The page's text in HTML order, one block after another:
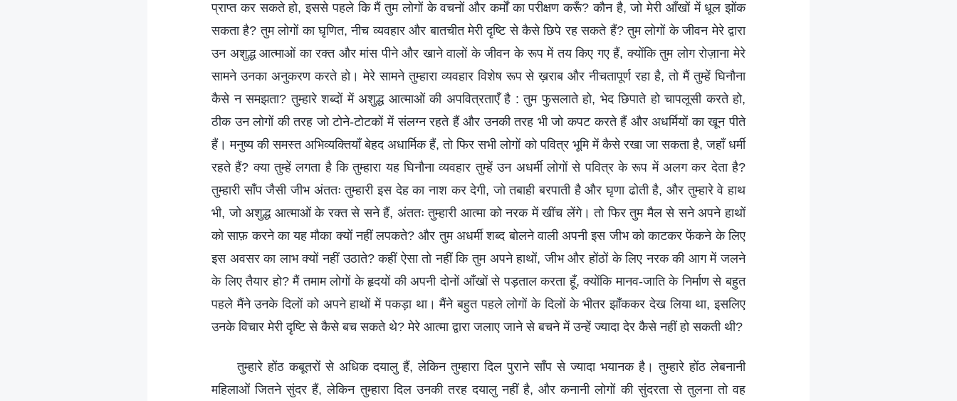
प्राप्त कर सकते हो, इससे पहले कि मैं तुम लोगों के वचनों और कर्मों का परीक्षण करूँ? कौन है, जो मेरी आँखों में धूल झोंक
सकता है? तुम लोगों का घृणित, नीच व्यवहार और बातचीत मेरी दृष्टि से कैसे छिपे रह सकते हैं? तुम लोगों के जीवन मेरे द्वारा
उन अशुद्ध आत्माओं का रक्त और मांस पीने और खाने वालों के जीवन के रूप में तय किए गए हैं, क्योंकि तुम लोग रोज़ाना मेरे
सामने उनका अनुकरण करते हो। मेरे सामने तुम्हारा व्यवहार विशेष रूप से ख़राब और नीचतापूर्ण रहा है, तो मैं तुम्हें घिनौना
कैसे न समझता? तुम्हारे शब्दों में अशुद्ध आत्माओं की अपवित्रताएँ है : तुम फुसलाते हो, भेद छिपाते हो चापलूसी करते हो,
ठीक उन लोगों की तरह जो टोने-टोटकों में संलग्न रहते हैं और उनकी तरह भी जो कपट करते हैं और अधर्मियों का खून पीते
हैं। मनुष्य की समस्त अभिव्यक्तियाँ बेहद अधार्मिक हैं, तो फिर सभी लोगों को पवित्र भूमि में कैसे रखा जा सकता है, जहाँ धर्मी
रहते हैं? क्या तुम्हें लगता है कि तुम्हारा यह घिनौना व्यवहार तुम्हें उन अधर्मी लोगों से पवित्र के रूप में अलग कर देता है?
तुम्हारी साँप जैसी जीभ अंततः तुम्हारी इस देह का नाश कर देगी, जो तबाही बरपाती है और घृणा ढोती है, और तुम्हारे वे हाथ
भी, जो अशुद्ध आत्माओं के रक्त से सने हैं, अंततः तुम्हारी आत्मा को नरक में खींच लेंगे। तो फिर तुम मैल से सने अपने हाथों
को साफ़ करने का यह मौका क्यों नहीं लपकते? और तुम अधर्मी शब्द बोलने वाली अपनी इस जीभ को काटकर फेंकने के लिए
इस अवसर का लाभ क्यों नहीं उठाते? कहीं ऐसा तो नहीं कि तुम अपने हाथों, जीभ और होंठों के लिए नरक की आग में जलने
के लिए तैयार हो? मैं तमाम लोगों के हृदयों की अपनी दोनों आँखों से पड़ताल करता हूँ, क्योंकि मानव-जाति के निर्माण से बहुत
पहले मैंने उनके दिलों को अपने हाथों में पकड़ा था। मैंने बहुत पहले लोगों के दिलों के भीतर झाँककर देख लिया था, इसलिए
उनके विचार मेरी दृष्टि से कैसे बच सकते थे? मेरे आत्मा द्वारा जलाए जाने से बचने में उन्हें ज्यादा देर कैसे नहीं हो सकती थी?
तुम्हारे होंठ कबूतरों से अधिक दयालु हैं, लेकिन तुम्हारा दिल पुराने साँप से ज्यादा भयानक है। तुम्हारे होंठ लेबनानी
महिलाओं जितने सुंदर हैं, लेकिन तुम्हारा दिल उनकी तरह दयालु नहीं है, और कनानी लोगों की सुंदरता से तुलना तो वह